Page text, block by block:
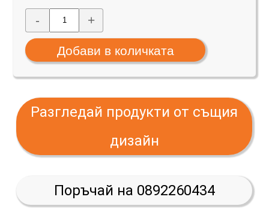
- +
Разгледай продукти от същия
дизайн
Поръчай на 0892260434